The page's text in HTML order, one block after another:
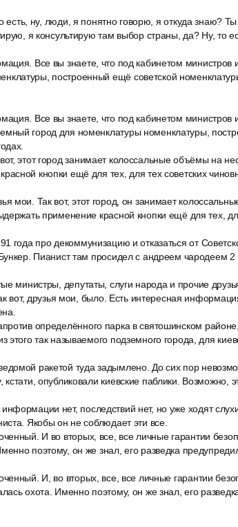
есть, ну, люди, я понятно говорю, я откуда знаю?
я консультирую там выбор страны, да? Ну, то
Все вы знаете, что под кабинетом министров
построенный ещё советской
Все вы знаете, что под кабинетом министров
город для номенклатуры номенклатуры,
этот город занимает колоссальные объёмы на
кнопки ещё для тех, для тех советских
мои. Так вот, этот город, он занимает
применение красной кнопки ещё для тех,
года про декоммунизацию и отказаться от
Пианист там просидел с андреем чародеем
министры, депутаты, слуги народа и прочие
вот, друзья мои, было. Есть интересная
определённого парка в святошинском
этого так называемого подземного города, для
ракетой туда задымлено. До сих пор
опубликовали киевские паблики. Возможно,
нет, последствий нет, но уже ходят
Якобы он не соблюдает эти все.
И во вторых, все, все личные гарантии
поэтому, он же знал, его разведка
И, во вторых, все, все личные гарантии
охота. Именно поэтому, он же знал, его